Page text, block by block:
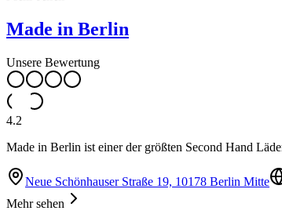
Made in Berlin
Unsere Bewertung
4.2
Made in Berlin ist einer der größten Second Hand
Neue Schönhauser Straße 19, 10178 Berlin Mitte
Mehr sehen